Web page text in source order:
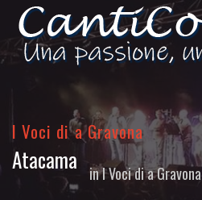
I Voci di a Gravona
Atacama inI Voci di a Gravona